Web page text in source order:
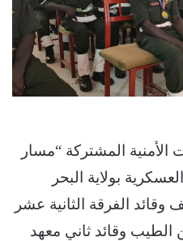
الأمنية المشتركة “مسار
بولاية البحر
وقائد الفرقة الثانية عشر
وقائد ثاني معهد